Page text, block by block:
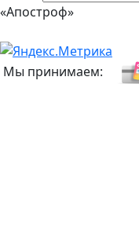
«Апостроф»
Мы принимаем: